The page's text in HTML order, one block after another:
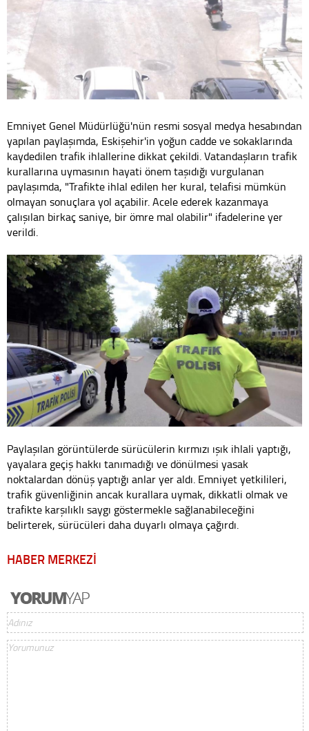
Emniyet Genel Müdürlüğü'nün resmi sosyal medya hesabından
yapılan paylaşımda, Eskişehir'in yoğun cadde ve sokaklarında
kaydedilen trafik ihlallerine dikkat çekildi. Vatandaşların trafik
kurallarına uymasının hayati önem taşıdığı vurgulanan
paylaşımda, "Trafikte ihlal edilen her kural, telafisi mümkün
olmayan sonuçlara yol açabilir. Acele ederek kazanmaya
çalışılan birkaç saniye, bir ömre mal olabilir" ifadelerine yer
verildi.
Paylaşılan görüntülerde sürücülerin kırmızı ışık ihlali yaptığı,
yayalara geçiş hakkı tanımadığı ve dönülmesi yasak
noktalardan dönüş yaptığı anlar yer aldı. Emniyet yetkilileri,
trafik güvenliğinin ancak kurallara uymak, dikkatli olmak ve
trafikte karşılıklı saygı göstermekle sağlanabileceğini
belirterek, sürücüleri daha duyarlı olmaya çağırdı.
HABER MERKEZİ